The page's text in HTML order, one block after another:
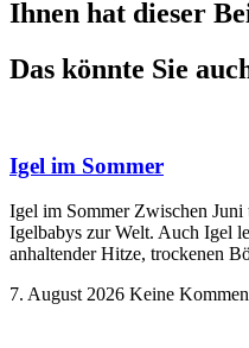
Ihnen hat dieser
Das könnte Sie
Igel im Sommer
Igel im Sommer Zwischen
Igelbabys zur Welt. Auch Igel
anhaltender Hitze, trockenen
7. August 2026 Keine